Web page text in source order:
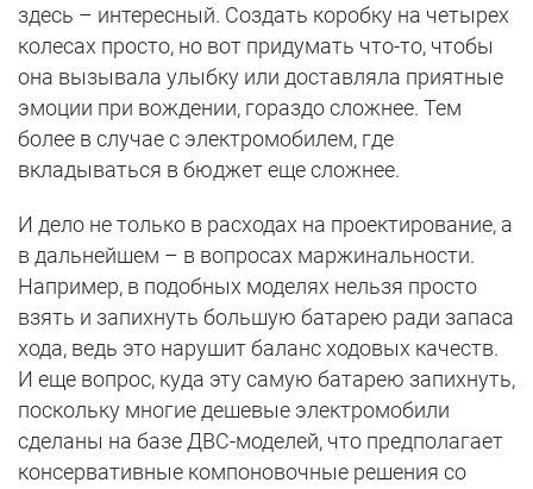
здесь – интересный. Создать коробку на четырех
колесах просто, но вот придумать что-то, чтобы
она вызывала улыбку или доставляла приятные
эмоции при вождении, гораздо сложнее. Тем
более в случае с электромобилем, где
вкладываться в бюджет еще сложнее.
И дело не только в расходах на проектирование, а
в дальнейшем – в вопросах маржинальности.
Например, в подобных моделях нельзя просто
взять и запихнуть большую батарею ради запаса
хода, ведь это нарушит баланс ходовых качеств.
И еще вопрос, куда эту самую батарею запихнуть,
поскольку многие дешевые электромобили
сделаны на базе ДВС-моделей, что предполагает
консервативные компоновочные решения со